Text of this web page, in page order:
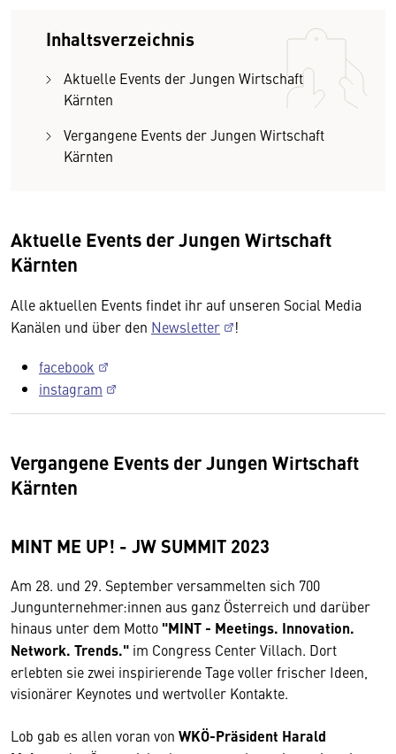
Inhaltsverzeichnis
Aktuelle Events der Jungen Wirtschaft
Kärnten
Vergangene Events der Jungen Wirtschaft
Kärnten
Aktuelle Events der Jungen Wirtschaft
Kärnten
Alle aktuellen Events findet ihr auf unseren Social Media
Kanälen und über den Newsletter !
facebook
instagram
Vergangene Events der Jungen Wirtschaft
Kärnten
MINT ME UP! - JW SUMMIT 2023
Am 28. und 29. September versammelten sich 700
Jungunternehmer:innen aus ganz Österreich und darüber
hinaus unter dem Motto "MINT - Meetings. Innovation.
Network. Trends." im Congress Center Villach. Dort
erlebten sie zwei inspirierende Tage voller frischer Ideen,
visionärer Keynotes und wertvoller Kontakte.
Lob gab es allen voran von WKÖ-Präsident Harald